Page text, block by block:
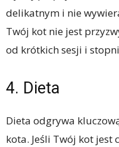
delikatnym i nie
Twój kot nie jest
od krótkich sesji i
4. Dieta
Dieta odgrywa
kota. Jeśli Twój kot jest